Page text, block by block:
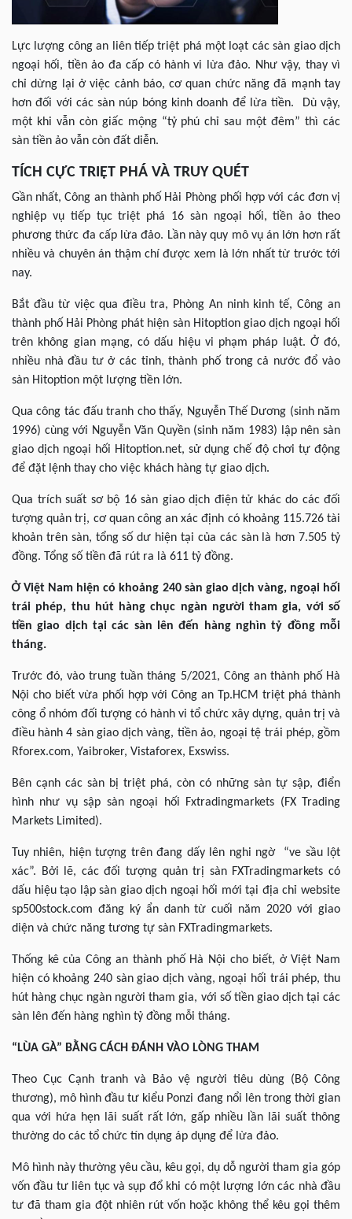
Lực lượng công an liên tiếp triệt phá một loạt các sàn giao dịch
ngoại hối, tiền ảo đa cấp có hành vi lừa đảo. Như vậy, thay vì
chỉ dừng lại ở việc cảnh báo, cơ quan chức năng đã mạnh tay
hơn đối với các sàn núp bóng kinh doanh để lừa tiền. Dù vậy,
một khi vẫn còn giấc mộng “tỷ phú chỉ sau một đêm” thì các
sàn tiền ảo vẫn còn đất diễn.
TÍCH CỰC TRIỆT PHÁ VÀ TRUY QUÉT
Gần nhất, Công an thành phố Hải Phòng phối hợp với các đơn vị
nghiệp vụ tiếp tục triệt phá 16 sàn ngoại hối, tiền ảo theo
phương thức đa cấp lừa đảo. Lần này quy mô vụ án lớn hơn rất
nhiều và chuyên án thậm chí được xem là lớn nhất từ trước tới
nay.
Bắt đầu từ việc qua điều tra, Phòng An ninh kinh tế, Công an
thành phố Hải Phòng phát hiện sàn Hitoption giao dịch ngoại hối
trên không gian mạng, có dấu hiệu vi phạm pháp luật. Ở đó,
nhiều nhà đầu tư ở các tỉnh, thành phố trong cả nước đổ vào
sàn Hitoption một lượng tiền lớn.
Qua công tác đấu tranh cho thấy, Nguyễn Thế Dương (sinh năm
1996) cùng với Nguyễn Văn Quyền (sinh năm 1983) lập nên sàn
giao dịch ngoại hối Hitoption.net, sử dụng chế độ chơi tự động
để đặt lệnh thay cho việc khách hàng tự giao dịch.
Qua trích suất sơ bộ 16 sàn giao dịch điện tử khác do các đối
tượng quản trị, cơ quan công an xác định có khoảng 115.726 tài
khoản trên sàn, tổng số dư hiện tại của các sàn là hơn 7.505 tỷ
đồng. Tổng số tiền đã rút ra là 611 tỷ đồng.
Ở Việt Nam hiện có khoảng 240 sàn giao dịch vàng, ngoại hối
trái phép, thu hút hàng chục ngàn người tham gia, với số
tiền giao dịch tại các sàn lên đến hàng nghìn tỷ đồng mỗi
tháng.
Trước đó, vào trung tuần tháng 5/2021, Công an thành phố Hà
Nội cho biết vừa phối hợp với Công an Tp.HCM triệt phá thành
công ổ nhóm đối tượng có hành vi tổ chức xây dựng, quản trị và
điều hành 4 sàn giao dịch vàng, tiền ảo, ngoại tệ trái phép, gồm
Rforex.com, Yaibroker, Vistaforex, Exswiss.
Bên cạnh các sàn bị triệt phá, còn có những sàn tự sập, điển
hình như vụ sập sàn ngoại hối Fxtradingmarkets (FX Trading
Markets Limited).
Tuy nhiên, hiện tượng trên đang dấy lên nghi ngờ “ve sầu lột
xác”. Bởi lẽ, các đối tượng quản trị sàn FXTradingmarkets có
dấu hiệu tạo lập sàn giao dịch ngoại hối mới tại địa chỉ website
sp500stock.com đăng ký ẩn danh từ cuối năm 2020 với giao
diện và chức năng tương tự sàn FXTradingmarkets.
Thống kê của Công an thành phố Hà Nội cho biết, ở Việt Nam
hiện có khoảng 240 sàn giao dịch vàng, ngoại hối trái phép, thu
hút hàng chục ngàn người tham gia, với số tiền giao dịch tại các
sàn lên đến hàng nghìn tỷ đồng mỗi tháng.
“LÙA GÀ” BẰNG CÁCH ĐÁNH VÀO LÒNG THAM
Theo Cục Cạnh tranh và Bảo vệ người tiêu dùng (Bộ Công
thương), mô hình đầu tư kiểu Ponzi đang nổi lên trong thời gian
qua với hứa hẹn lãi suất rất lớn, gấp nhiều lần lãi suất thông
thường do các tổ chức tín dụng áp dụng để lừa đảo.
Mô hình này thường yêu cầu, kêu gọi, dụ dỗ người tham gia góp
vốn đầu tư liên tục và sụp đổ khi có một lượng lớn các nhà đầu
tư đã tham gia đột nhiên rút vốn hoặc không thể kêu gọi thêm